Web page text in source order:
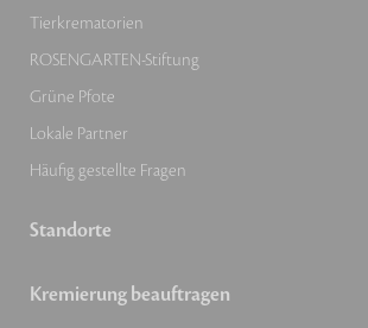
Tierkrematorien
ROSENGARTEN-Stiftung
Grüne Pfote
Lokale Partner
Häufig gestellte Fragen
Standorte
Kremierung beauftragen